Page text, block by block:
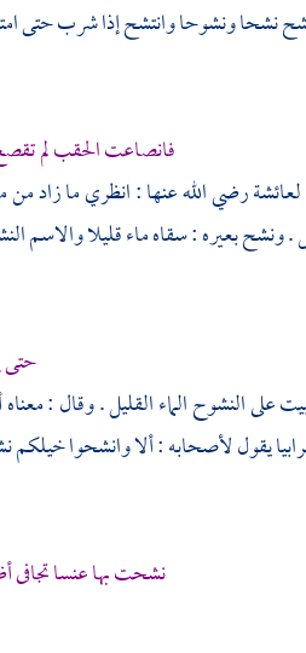
نشحا ونشوحا وانتشح إذا شرب حتى
فانصاعت الحقب لم
لعائشةرضي الله عنها : انظري ما زاد من
ونشح بعيره : سقاه ماء قليلا
حتى
على النشوح الماء القليل . وقال :
يقول لأصحابه : ألا وانشحوا خيلكم
نشحت بها عنسا تجافى